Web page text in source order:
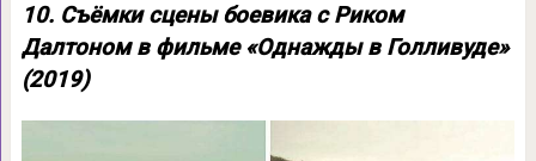
10. Съёмки сцены боевика с Риком
Далтоном в фильме «Однажды в Голливуде»
(2019)